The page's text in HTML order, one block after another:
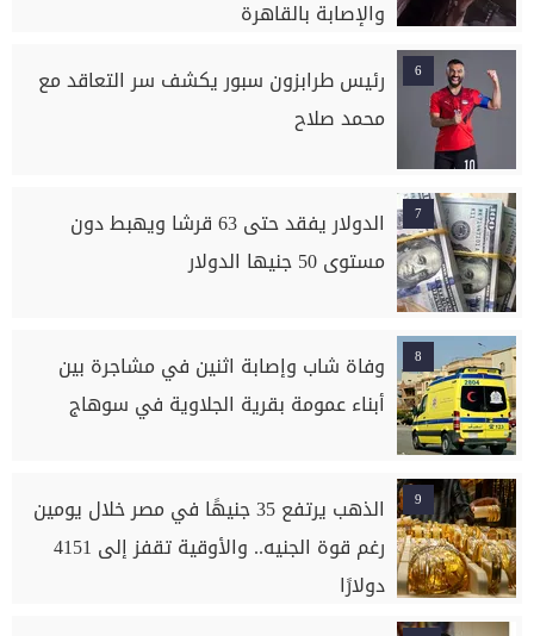
والإصابة بالقاهرة
6
رئيس طرابزون سبور يكشف سر التعاقد مع
محمد صلاح
7
الدولار يفقد حتى 63 قرشا ويهبط دون
مستوى 50 جنيها الدولار
8
وفاة شاب وإصابة اثنين في مشاجرة بين
أبناء عمومة بقرية الجلاوية في سوهاج
9
الذهب يرتفع 35 جنيهًا في مصر خلال يومين
رغم قوة الجنيه.. والأوقية تقفز إلى 4151
دولارًا